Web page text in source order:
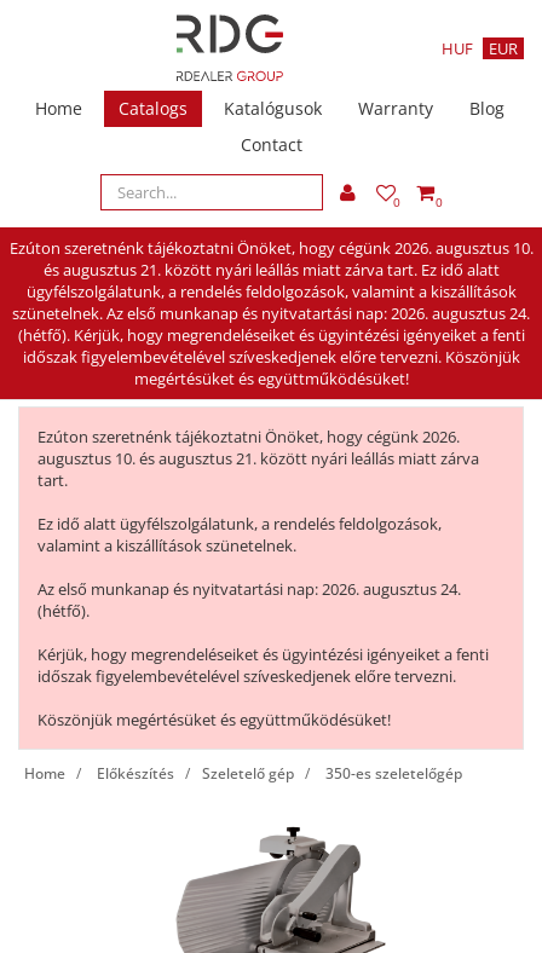
HUF EUR
Home Catalogs Katalógusok Warranty
Blog
Contact
0 0
Ezúton szeretnénk tájékoztatni Önöket, hogy cégünk 2026. augusztus 10.
és augusztus 21. között nyári leállás miatt zárva tart. Ez idő alatt
ügyfélszolgálatunk, a rendelés feldolgozások, valamint a kiszállítások
szünetelnek. Az első munkanap és nyitvatartási nap: 2026. augusztus 24.
(hétfő). Kérjük, hogy megrendeléseiket és ügyintézési igényeiket a fenti
időszak figyelembevételével szíveskedjenek előre tervezni. Köszönjük
megértésüket és együttműködésüket!
Ezúton szeretnénk tájékoztatni Önöket, hogy cégünk 2026.
augusztus 10. és augusztus 21. között nyári leállás miatt zárva
tart.
Ez idő alatt ügyfélszolgálatunk, a rendelés feldolgozások,
valamint a kiszállítások szünetelnek.
Az első munkanap és nyitvatartási nap: 2026. augusztus 24.
(hétfő).
Kérjük, hogy megrendeléseiket és ügyintézési igényeiket a fenti
időszak figyelembevételével szíveskedjenek előre tervezni.
Köszönjük megértésüket és együttműködésüket!
Home Előkészítés Szeletelő gép 350-es szeletelőgép